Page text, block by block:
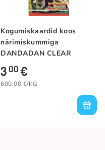
Kogumiskaardid koos
närimiskummiga
DANDADAN CLEAR
300€
600.00 €/KG